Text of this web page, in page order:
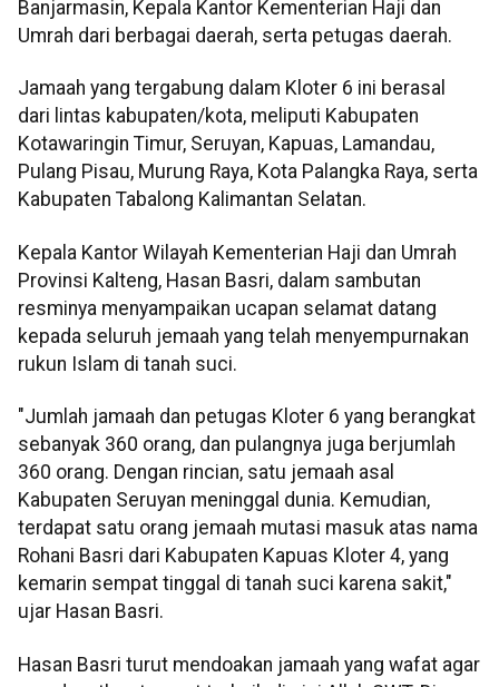
Banjarmasin, Kepala Kantor Kementerian Haji dan
Umrah dari berbagai daerah, serta petugas daerah.
Jamaah yang tergabung dalam Kloter 6 ini berasal
dari lintas kabupaten/kota, meliputi Kabupaten
Kotawaringin Timur, Seruyan, Kapuas, Lamandau,
Pulang Pisau, Murung Raya, Kota Palangka Raya, serta
Kabupaten Tabalong Kalimantan Selatan.
Kepala Kantor Wilayah Kementerian Haji dan Umrah
Provinsi Kalteng, Hasan Basri, dalam sambutan
resminya menyampaikan ucapan selamat datang
kepada seluruh jemaah yang telah menyempurnakan
rukun Islam di tanah suci.
"Jumlah jamaah dan petugas Kloter 6 yang berangkat
sebanyak 360 orang, dan pulangnya juga berjumlah
360 orang. Dengan rincian, satu jemaah asal
Kabupaten Seruyan meninggal dunia. Kemudian,
terdapat satu orang jemaah mutasi masuk atas nama
Rohani Basri dari Kabupaten Kapuas Kloter 4, yang
kemarin sempat tinggal di tanah suci karena sakit,"
ujar Hasan Basri.
Hasan Basri turut mendoakan jamaah yang wafat agar